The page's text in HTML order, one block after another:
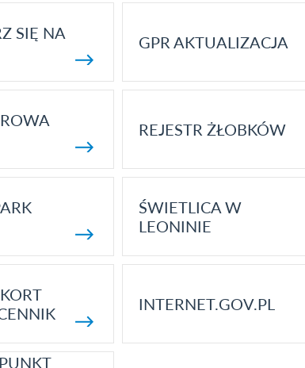
SIĘ NA
GPR AKTUALIZACJA
REJESTR ŻŁOBKÓW
ŚWIETLICA W
LEONINIE
INTERNET.GOV.PL